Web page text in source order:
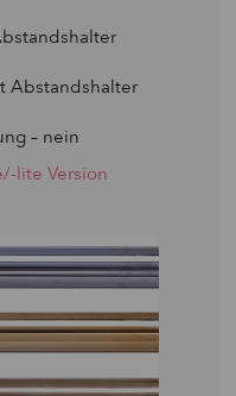
Abstandshalter
– nein
lite Version